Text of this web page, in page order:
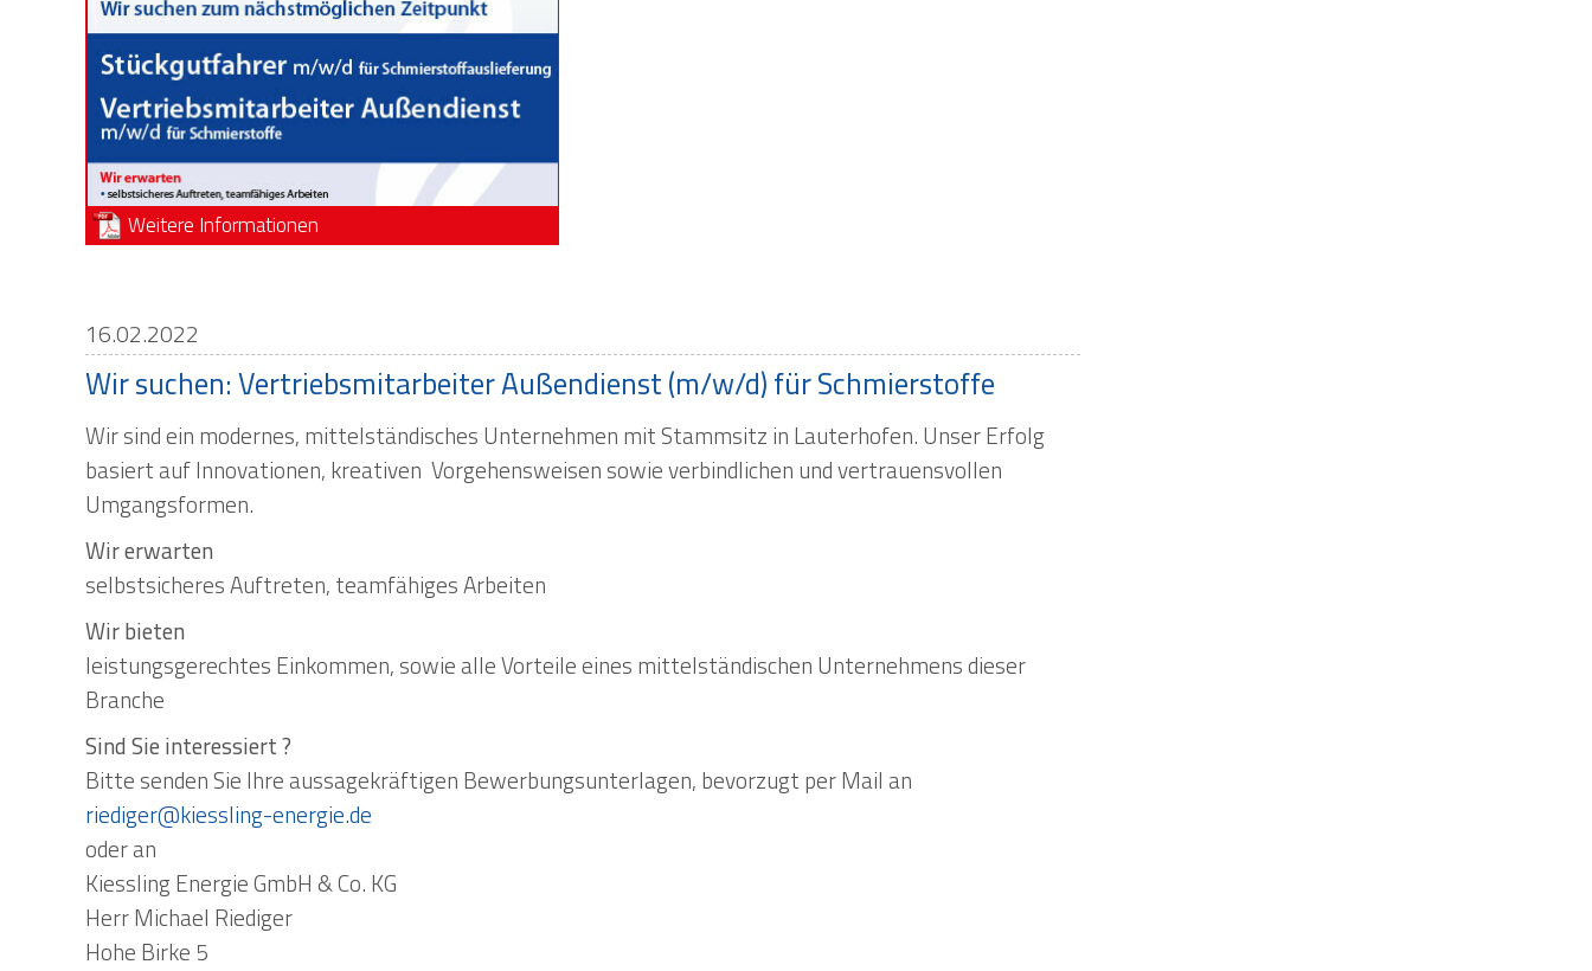
Weitere Informationen
16.02.2022
Wir suchen: Vertriebsmitarbeiter Außendienst (m/w/d) für Schmierstoffe
Wir sind ein modernes, mittelständisches Unternehmen mit Stammsitz in Lauterhofen. Unser Erfolg
basiert auf Innovationen, kreativen Vorgehensweisen sowie verbindlichen und vertrauensvollen
Umgangsformen.
Wir erwarten
selbstsicheres Auftreten, teamfähiges Arbeiten
Wir bieten
leistungsgerechtes Einkommen, sowie alle Vorteile eines mittelständischen Unternehmens dieser
Branche
Sind Sie interessiert ?
Bitte senden Sie Ihre aussagekräftigen Bewerbungsunterlagen, bevorzugt per Mail an
riediger@kiessling-energie.de
oder an
Kiessling Energie GmbH & Co. KG
Herr Michael Riediger
Hohe Birke 5